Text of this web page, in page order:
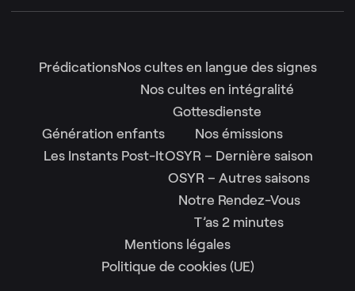
PrédicationsNos cultes en langue des signes
Nos cultes en intégralité
Gottesdienste
Génération enfants
Les Instants Post-It
Nos émissions
OSYR – Dernière saison
OSYR – Autres saisons
Notre Rendez-Vous
T’as 2 minutes
Mentions légales
Politique de cookies (UE)